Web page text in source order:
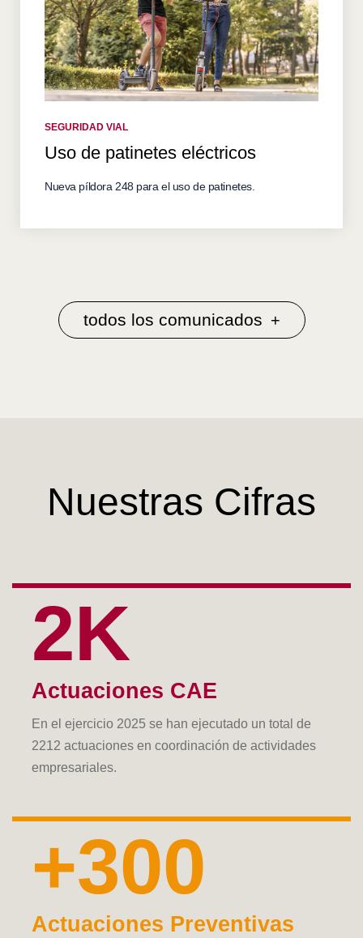
SEGURIDAD VIAL
Uso de patinetes eléctricos
Nueva píldora 248 para el uso de patinetes.
todos los comunicados +
Nuestras Cifras
2K
Actuaciones CAE
En el ejercicio 2025 se han ejecutado un total de
2212 actuaciones en coordinación de actividades
empresariales.
+300
Actuaciones Preventivas